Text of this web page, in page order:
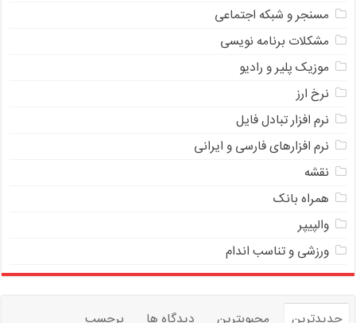
مسنجر و شبکه اجتماعی
مشکلات برنامه نویسی
موزیک پلیر و رادیو
نرخ ارز
ﻧﺮﻡ ﺍﻓﺰﺍﺭ ﺗﺒﺎﺩﻝ ﻓﺎﻳﻞ
نرم افزارهای فارسی و ایرانی
نقشه
همراه بانک
والپیپر
ورزشی و تناسب اندام